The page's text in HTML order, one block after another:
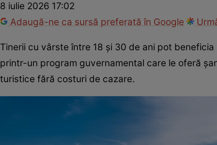
8 iulie 2026 17:02
Adaugă-ne ca sursă preferată în Google
Tinerii cu vârste între 18 și 30 de ani pot
printr-un program guvernamental care le oferă
turistice fără costuri de cazare.